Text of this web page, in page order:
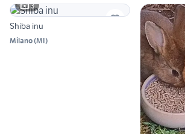
3
Shiba inu
Milano(MI)